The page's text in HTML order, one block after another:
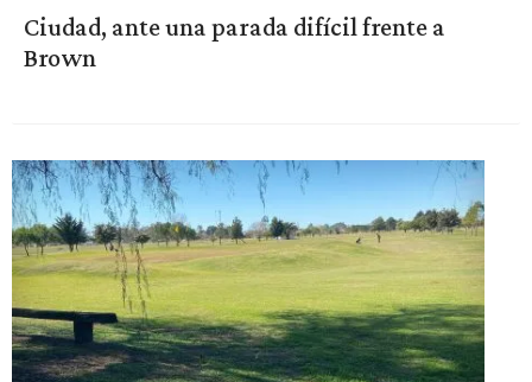
Ciudad, ante una parada difícil frente a
Brown